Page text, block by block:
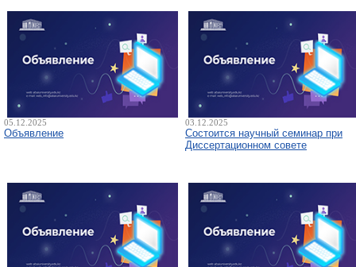
05.12.2025
Объявление
03.12.2025
Состоится научный семинар при
Диссертационном совете